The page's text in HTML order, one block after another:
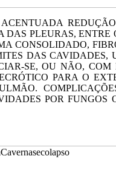
PLEURAS, ENTRE
CONSOLIDADO,
DAS CAVIDADES,
SE, OU NÃO,
PARA O
POR FUNGOS